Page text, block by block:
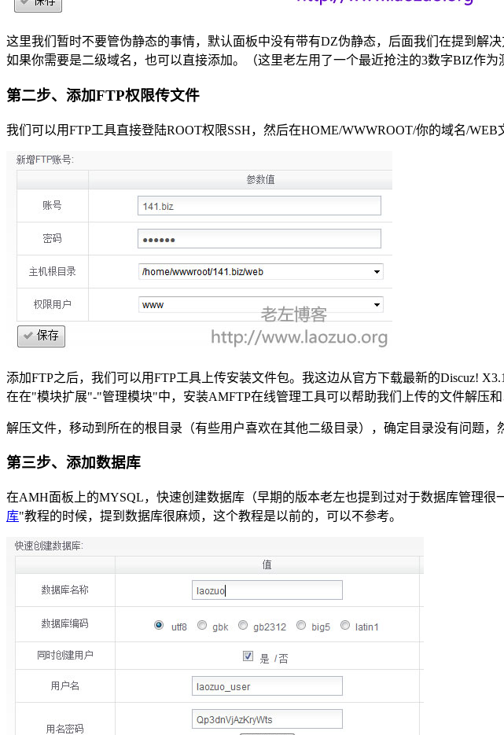
这里我们暂时不要管伪静态的事情，默认面板中没有带有DZ伪静态，后面我们在提到解
如果你需要是二级域名，也可以直接添加。（这里老左用了一个最近抢注的3数字BIZ作为
第二步、添加FTP权限传文件
我们可以用FTP工具直接登陆ROOT权限SSH，然后在HOME/WWWROOT/你的域名/
添加FTP之后，我们可以用FTP工具上传安装文件包。我这边从官方下载最新的Discuz!
在在"模块扩展"-"管理模块"中，安装AMFTP在线管理工具可以帮助我们上传的文件解压
解压文件，移动到所在的根目录（有些用户喜欢在其他二级目录），确定目录没有问题，
第三步、添加数据库
在AMH面板上的MYSQL，快速创建数据库（早期的版本老左也提到过对于数据库管理很
库"教程的时候，提到数据库很麻烦，这个教程是以前的，可以不参考。